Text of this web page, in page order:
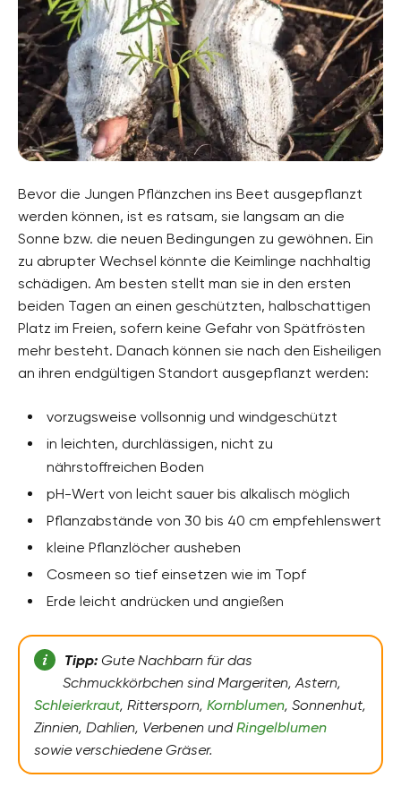
Bevor die Jungen Pflänzchen ins Beet ausgepflanzt
werden können, ist es ratsam, sie langsam an die
Sonne bzw. die neuen Bedingungen zu gewöhnen. Ein
zu abrupter Wechsel könnte die Keimlinge nachhaltig
schädigen. Am besten stellt man sie in den ersten
beiden Tagen an einen geschützten, halbschattigen
Platz im Freien, sofern keine Gefahr von Spätfrösten
mehr besteht. Danach können sie nach den Eisheiligen
an ihren endgültigen Standort ausgepflanzt werden:
vorzugsweise vollsonnig und windgeschützt
in leichten, durchlässigen, nicht zu
nährstoffreichen Boden
pH-Wert von leicht sauer bis alkalisch möglich
Pflanzabstände von 30 bis 40 cm empfehlenswert
kleine Pflanzlöcher ausheben
Cosmeen so tief einsetzen wie im Topf
Erde leicht andrücken und angießen
Tipp: Gute Nachbarn für das
Schmuckkörbchen sind Margeriten, Astern,
Schleierkraut, Rittersporn, Kornblumen, Sonnenhut,
Zinnien, Dahlien, Verbenen undRingelblumen
sowie verschiedene Gräser.